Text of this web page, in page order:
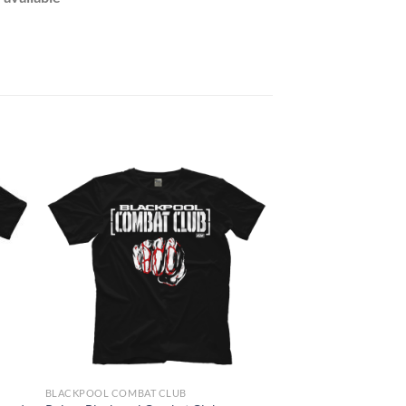
BLACKPOOL COMBAT CLUB